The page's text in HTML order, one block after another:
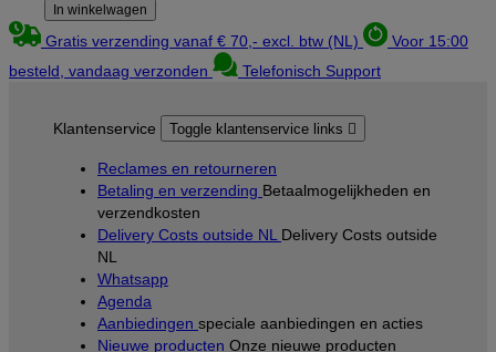
In winkelwagen
Gratis verzending vanaf € 70,- excl. btw (NL)
Voor 15:00
besteld, vandaag verzonden
Telefonisch Support
Klantenservice Toggle klantenservice links 
Reclames en retourneren
Betaling en verzending Betaalmogelijkheden en
verzendkosten
Delivery Costs outside NL Delivery Costs outside
NL
Whatsapp
Agenda
Aanbiedingen speciale aanbiedingen en acties
Nieuwe producten Onze nieuwe producten